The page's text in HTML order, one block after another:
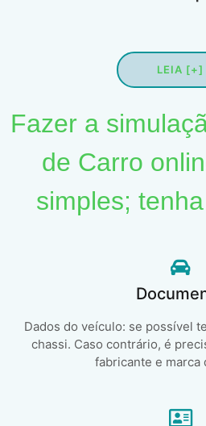
LEIA [+]
Fazer a
de Carro
simples;
Dados do veículo: se possível
chassi. Caso contrário, é
fabricante e marca